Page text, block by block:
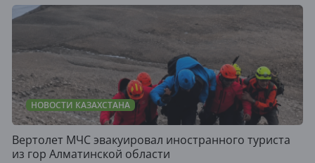
НОВОСТИ КАЗАХСТАНА
Вертолет МЧС эвакуировал иностранного туриста
из гор Алматинской области